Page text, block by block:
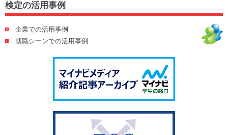
検定の活用事例
企業での活用事例
就職シーンでの活用事例